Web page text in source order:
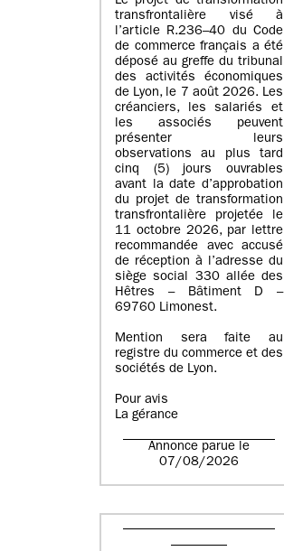
transfrontalière visé à
l’article R.236–40 du Code
de commerce français a été
déposé au greffe du tribunal
des activités économiques
de Lyon, le 7 août 2026. Les
créanciers, les salariés et
les associés peuvent
présenter leurs
observations au plus tard
cinq (5) jours ouvrables
avant la date d’approbation
du projet de transformation
transfrontalière projetée le
11 octobre 2026, par lettre
recommandée avec accusé
de réception à l’adresse du
siège social 330 allée des
Hêtres – Bâtiment D –
69760 Limonest.
Mention sera faite au
registre du commerce et des
sociétés de Lyon.
Pour avis
La gérance
Annonce parue le
07/08/2026